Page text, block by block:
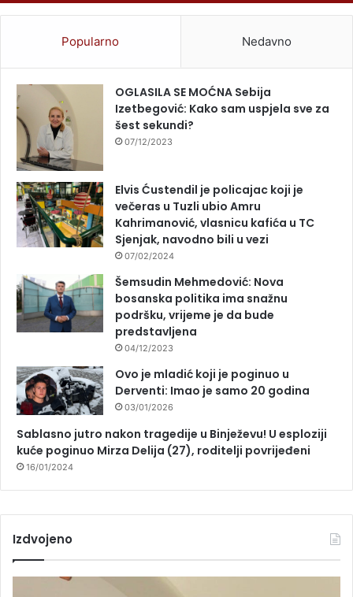
Popularno Nedavno
OGLASILA SE MOĆNA Sebija
Izetbegović: Kako sam uspjela sve za
šest sekundi?
07/12/2023
Elvis Ćustendil je policajac koji je
večeras u Tuzli ubio Amru
Kahrimanović, vlasnicu kafića u TC
Sjenjak, navodno bili u vezi
07/02/2024
Šemsudin Mehmedović: Nova
bosanska politika ima snažnu
podršku, vrijeme je da bude
predstavljena
04/12/2023
Ovo je mladić koji je poginuo u
Derventi: Imao je samo 20 godina
03/01/2026
Sablasno jutro nakon tragedije u Binježevu! U esploziji
kuće poginuo Mirza Delija (27), roditelji povrijeđeni
16/01/2024
Izdvojeno